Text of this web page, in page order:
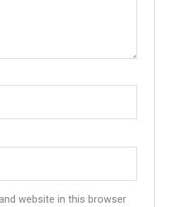
website in this browser